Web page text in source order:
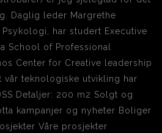
Daglig leder Margrethe
har studert Executive
School of Professional
Center for Creative leadership
vår teknologiske utvikling har
Detaljer: 200 m2 Solgt og
kampanjer og nyheter Boliger
Våre prosjekter